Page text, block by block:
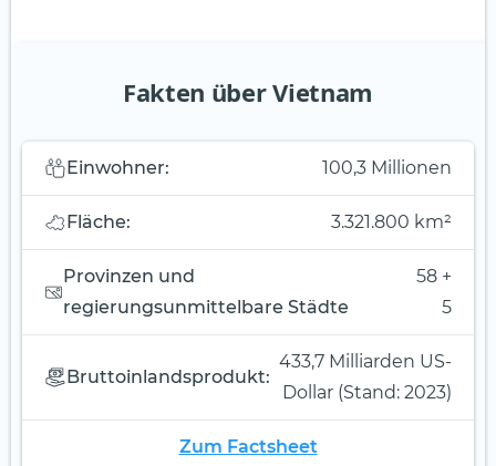
Fakten über Vietnam
Einwohner: 100,3 Millionen
Fläche: 3.321.800 km²
Provinzen und
regierungsunmittelbare Städte
58 +
5
Bruttoinlandsprodukt:
433,7 Milliarden US-
Dollar (Stand: 2023)
Zum Factsheet